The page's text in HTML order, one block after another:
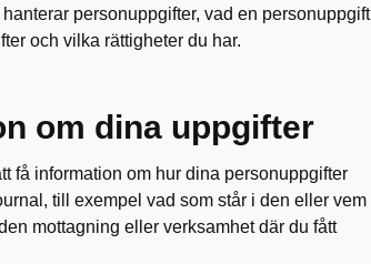
personuppgifter, vad en personuppgift
och vilka rättigheter du har.
om dina uppgifter
få information om hur dina personuppgifter
till exempel vad som står i den eller vem
mottagning eller verksamhet där du fått